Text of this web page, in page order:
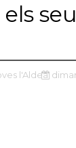
els
l'Aldea